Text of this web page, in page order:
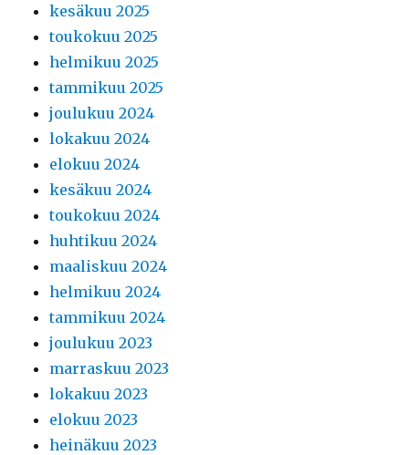
kesäkuu 2025
toukokuu 2025
helmikuu 2025
tammikuu 2025
joulukuu 2024
lokakuu 2024
elokuu 2024
kesäkuu 2024
toukokuu 2024
huhtikuu 2024
maaliskuu 2024
helmikuu 2024
tammikuu 2024
joulukuu 2023
marraskuu 2023
lokakuu 2023
elokuu 2023
heinäkuu 2023